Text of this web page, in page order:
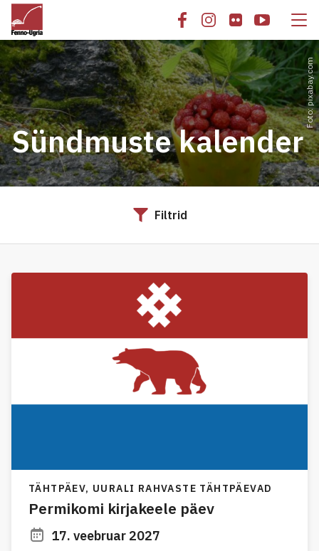
Foto: pixabay.com
Sündmuste kalender
Filtrid
TÄHTPÄEV, UURALI RAHVASTE TÄHTPÄEVAD
Permikomi kirjakeele päev
17. veebruar 2027